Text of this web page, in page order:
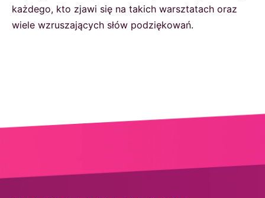
każdego, kto zjawi się na takich warsztatach oraz
wiele wzruszających słów podziękowań.